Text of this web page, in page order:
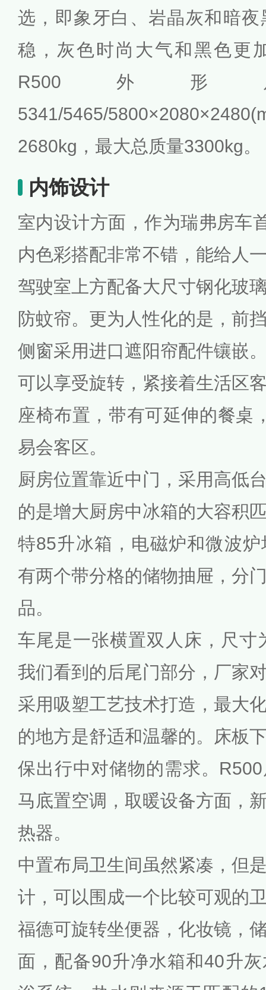
选，即象牙白、岩晶灰和暗
稳，灰色时尚大气和黑色更
R500外
5341/5465/
2680kg，最大总质量3300kg。
内饰设计
室内设计方面，作为瑞弗房车
内色彩搭配非常不错，能给人
驾驶室上方配备大尺寸钢化玻
防蚊帘。更为人性化的是，前
侧窗采用进口遮阳帘配件镶嵌
可以享受旋转，紧接着生活区
座椅布置，带有可延伸的餐桌
易会客区。
厨房位置靠近中门，采用高低
的是增大厨房中冰箱的大容积
特85升冰箱，电磁炉和微波
有两个带分格的储物抽屉，分
品。
车尾是一张横置双人床，尺寸
我们看到的后尾门部分，厂家
采用吸塑工艺技术打造，最大
的地方是舒适和温馨的。床板
保出行中对储物的需求。
马底置空调，取暖设备方面，
热器。
中置布局卫生间虽然紧凑，但
计，可以围成一个比较可观的
福德可旋转坐便器，化妆镜，
面，配备90升净水箱和40升